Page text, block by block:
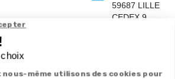
A propos de
59687 LILLE
CEDEX 9